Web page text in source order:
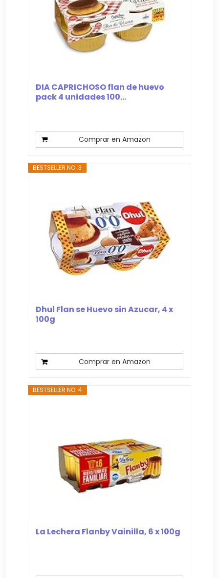
DIA CAPRICHOSO flan de huevo
pack 4 unidades 100...
Comprar en Amazon
BESTSELLER NO. 3
Dhul Flan se Huevo sin Azucar, 4 x
100g
Comprar en Amazon
BESTSELLER NO. 4
La Lechera Flanby Vainilla, 6 x 100g